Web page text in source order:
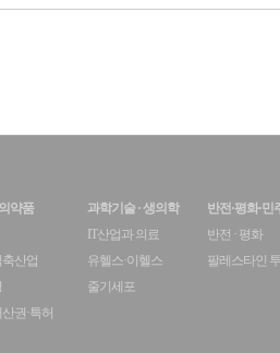
약품
산업
권·특허
과학기술 · 생의학
IT산업과 의료
유헬스·이헬스
줄기세포
반전·평화·민
반전 · 평화
팔레스타인